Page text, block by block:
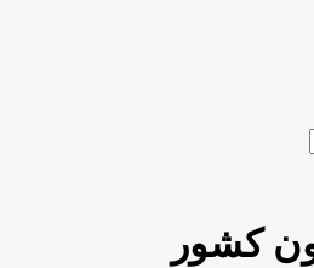
كشور